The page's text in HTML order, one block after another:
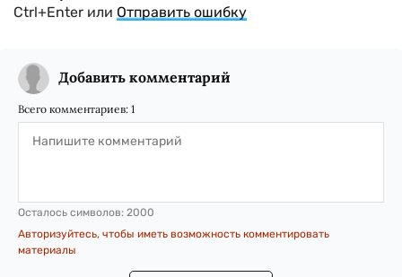
Ctrl+Enter или Отправить ошибку
Добавить комментарий
Всего комментариев: 1
Осталось символов: 2000
Авторизуйтесь, чтобы иметь возможность комментировать
материалы